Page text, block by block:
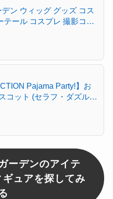
ン ウィッグ グッズ コス
ール コスプレ 撮影コミ
装 ハロウィン クリスマス
Pajama Party!】お
コット (セラフ・ダズルガ
ーデンのアイテ
ュアを探してみ